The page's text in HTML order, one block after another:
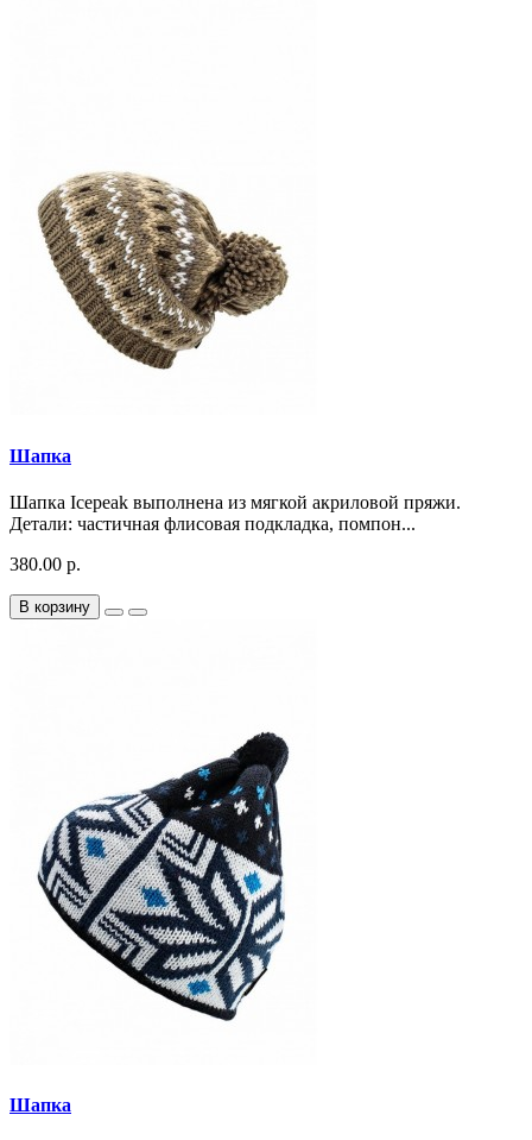
Шапка
Шапка Icepeak выполнена из мягкой акриловой пряжи.
Детали: частичная флисовая подкладка, помпон...
380.00 р.
В корзину
Шапка